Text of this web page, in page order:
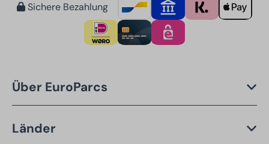
Sichere Bezahlung
Über EuroParcs
Länder